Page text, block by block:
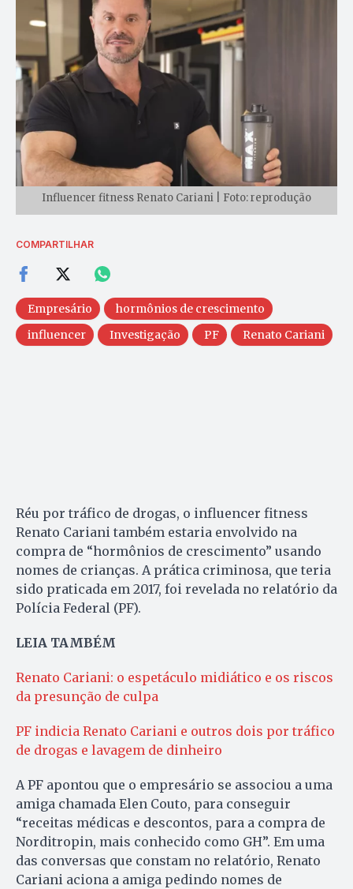
Influencer fitness Renato Cariani | Foto: reprodução
COMPARTILHAR
Empresário
hormônios de crescimento
influencer
Investigação PF Renato Cariani
Réu por tráfico de drogas, o influencer fitness
Renato Cariani também estaria envolvido na
compra de “hormônios de crescimento” usando
nomes de crianças. A prática criminosa, que teria
sido praticada em 2017, foi revelada no relatório da
Polícia Federal (PF).
LEIA TAMBÉM
Renato Cariani: o espetáculo midiático e os riscos
da presunção de culpa
PF indicia Renato Cariani e outros dois por tráfico
de drogas e lavagem de dinheiro
A PF apontou que o empresário se associou a uma
amiga chamada Elen Couto, para conseguir
“receitas médicas e descontos, para a compra de
Norditropin, mais conhecido como GH”. Em uma
das conversas que constam no relatório, Renato
Cariani aciona a amiga pedindo nomes de